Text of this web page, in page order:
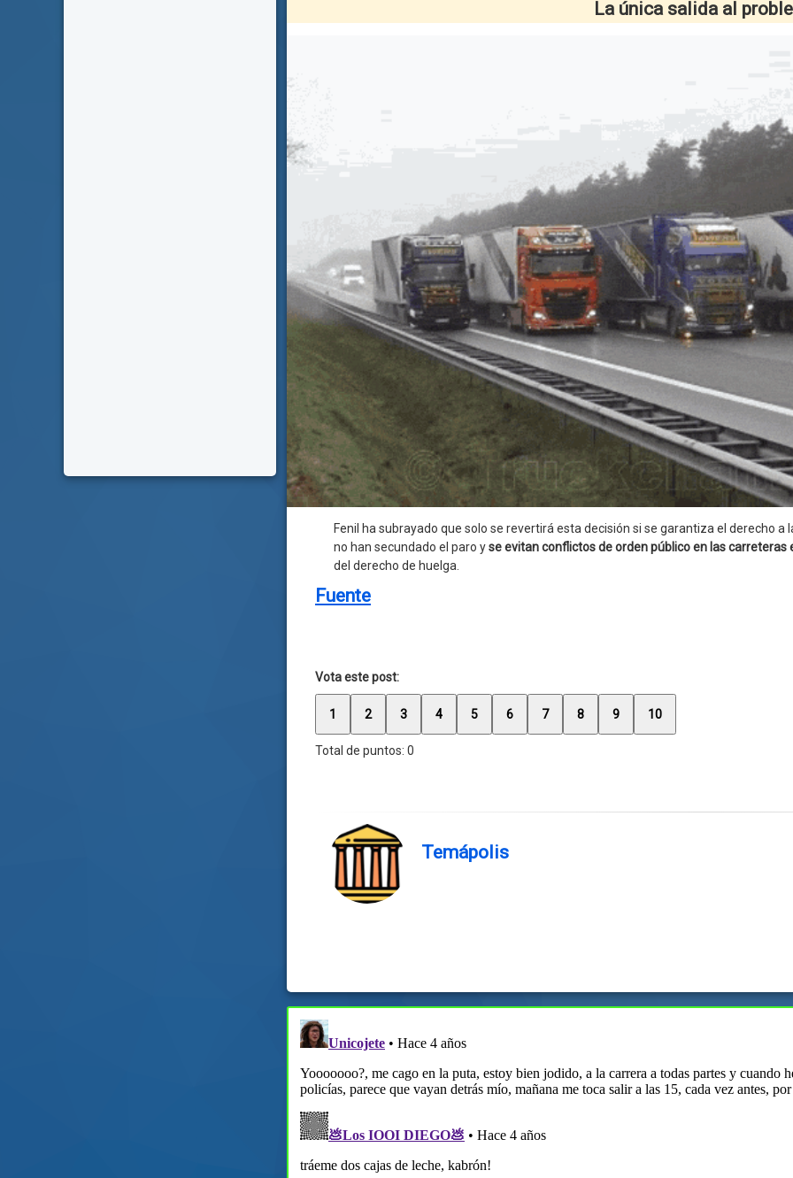
La única salida al
Fenil ha subrayado que solo se revertirá esta decisión si se garantiza el derecho
no han secundado el paro yse evitan conflictos de orden público en las carreteras
del derecho de huelga.
Fuente
Vota este post:
1 2 3 4 5 6 7 8 9 10
Total de puntos: 0
Temápolis